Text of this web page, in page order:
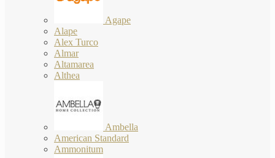
Agape
Alape
Alex Turco
Almar
Altamarea
Althea
Ambella
American Standard
Ammonitum